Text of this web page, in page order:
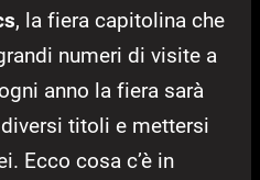
, la fiera capitolina che
numeri di visite a
anno la fiera sarà
titoli e mettersi
Ecco cosa c’è in